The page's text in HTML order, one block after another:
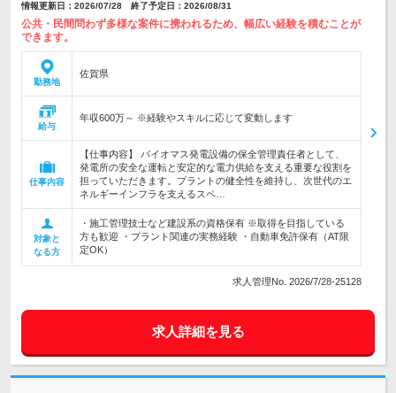
情報更新日：2026/07/28 終了予定日：2026/08/31
公共・民間問わず多様な案件に携われるため、幅広い経験を積むことが
できます。
勤務地
佐賀県
給与
年収600万～ ※経験やスキルに応じて変動します
仕事内容
【仕事内容】 バイオマス発電設備の保全管理責任者として、
発電所の安全な運転と安定的な電力供給を支える重要な役割を
担っていただきます。プラントの健全性を維持し、次世代のエ
ネルギーインフラを支えるスペ…
対象と
なる方
・施工管理技士など建設系の資格保有 ※取得を目指している
方も歓迎 ・プラント関連の実務経験 ・自動車免許保有（AT限
定OK）
求人管理No. 2026/7/28-25128
求人詳細を見る